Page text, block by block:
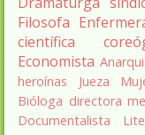
Filosofa
científica
Economista
heroínas
Jueza
Bióloga directora
Documentalista